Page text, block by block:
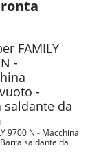
9700 N - Macchina
saldante da